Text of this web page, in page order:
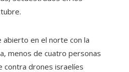
abierto en el norte con la
menos de cuatro personas
contra drones israelíes